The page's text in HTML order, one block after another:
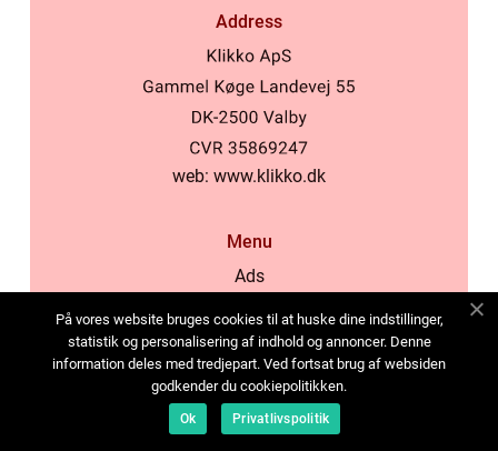
Address
web: www.klikko.dk
Menu
Ads
Cookies
Contact
Sitemap
På vores website bruges cookies til at huske dine indstillinger,
statistik og personalisering af indhold og annoncer. Denne
information deles med tredjepart. Ved fortsat brug af websiden
godkender du cookiepolitikken.
Ok Privatlivspolitik